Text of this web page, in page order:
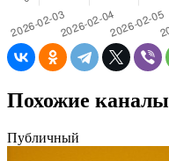
Похожие каналы
Публичный